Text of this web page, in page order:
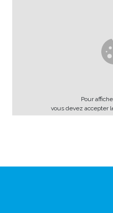
Pour
vous devez accepter